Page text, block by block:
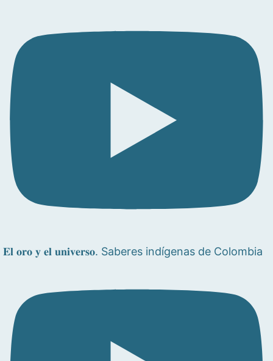
𝐄𝐥 𝐨𝐫𝐨 𝐲 𝐞𝐥 𝐮𝐧𝐢𝐯𝐞𝐫𝐬𝐨. Saberes indígenas de Colombia